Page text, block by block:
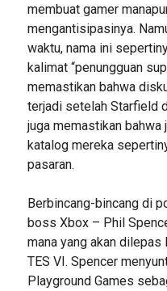
membuat gamer
mengantisipasinya.
waktu, nama ini
kalimat “penungguan
memastikan bahwa
terjadi setelah Starfield
juga memastikan
katalog mereka
pasaran.
Berbincang-bincang di
boss Xbox – Phil
mana yang akan
TES VI. Spencer
Playground Games